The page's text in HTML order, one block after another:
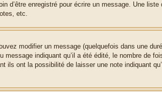
d’être enregistré pour écrire un message. Une
etc.
modifier un message (quelquefois dans une
indiquant qu’il a été édité, le nombre de
ils ont la possibilité de laisser une note indiquant